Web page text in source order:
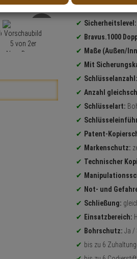
Sicherheitslevel:
Bravus.1000
Maße (Außen/
Mit
Schlüsselanzahl:
Anzahl
Schlüsselart:
Patent-
Markenschutz:
Technischer
Not- und
Schließung:
Einsatzbereich:
Bohrschutz: Ja /
bis zu 6